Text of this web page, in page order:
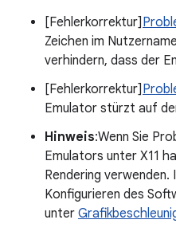
[Fehlerkorrektur]
Zeichen im
verhindern, dass der
[Fehlerkorrektur]
Emulator stürzt auf
Hinweis:Wenn Sie
Emulators unter X11
Rendering
Konfigurieren des
unter